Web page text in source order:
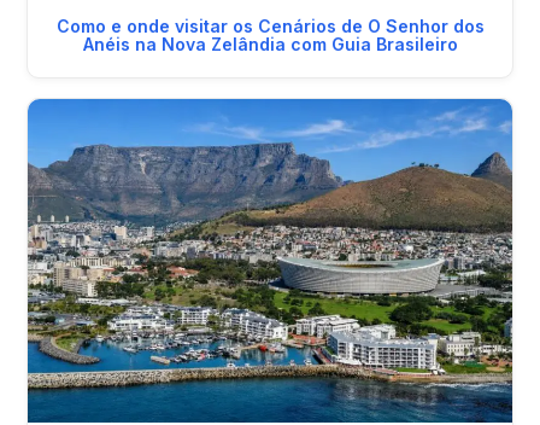
Como e onde visitar os Cenários de O Senhor dos
Anéis na Nova Zelândia com Guia Brasileiro